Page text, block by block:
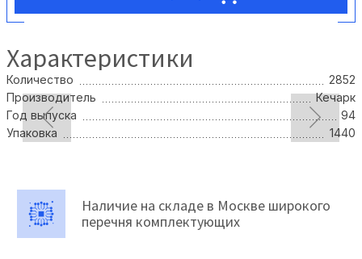
Характеристики
Количество
2852
Производитель
Кечарк
Год выпуска
94
Упаковка
1440
Наличие на складе в Москве широкого
перечня комплектующих